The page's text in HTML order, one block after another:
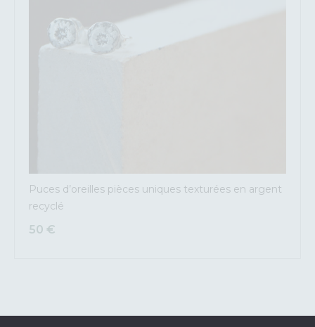
Puces d’oreilles pièces uniques texturées en argent
recyclé
50 €